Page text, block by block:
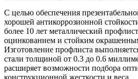
С целью обеспечения
хорошей антикоррозионной
более 10 лет металлический
оцинкованием и стойким
Изготовление профлиста
стали толщиной от 0.3 до 0.6
расширяет возможности подбора
конструкционной жесткости и веса.